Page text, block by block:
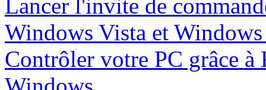
Lancer l'invite de
Windows Vista et
Contrôler votre PC grâce